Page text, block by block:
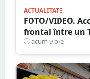
ACTUALITATE
FOTO/VIDEO.
frontal între un
murit carbonizat
acum 9 ore